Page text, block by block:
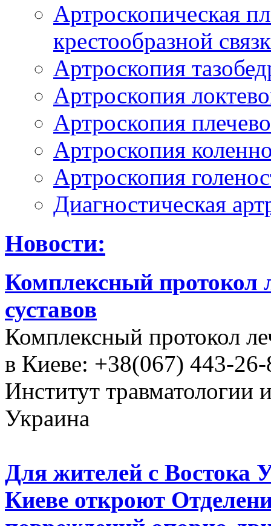
Артроскопическая
крестообразной
Артроскопия
Артроскопия
Артроскопия
Артроскопия
Артроскопия
Диагностическая
Новости:
Комплексный протокол
суставов
Комплексный протокол
в Киеве: +38(067) 443-
Институт
Украина
Для жителей с
Киеве откроют